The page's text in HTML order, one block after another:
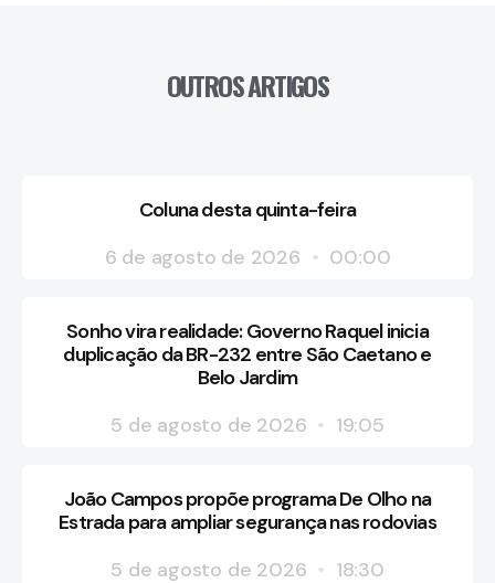
OUTROS ARTIGOS
Coluna desta quinta-feira
6 de agosto de 2026
00:00
Sonho vira realidade: Governo Raquel inicia
duplicação da BR-232 entre São Caetano e
Belo Jardim
5 de agosto de 2026
19:05
João Campos propõe programa De Olho na
Estrada para ampliar segurança nas rodovias
5 de agosto de 2026
18:30